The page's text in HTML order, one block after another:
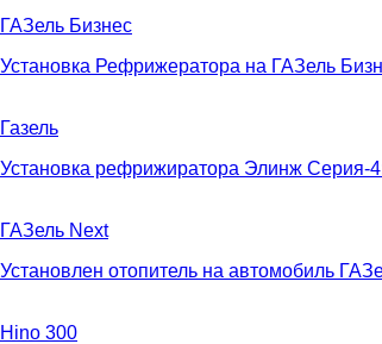
ГАЗель Бизнес
Установка Рефрижератора на ГАЗель
Газель
Установка рефрижиратора Элинж Серия-
ГАЗель Next
Установлен отопитель на автомобиль
Hino 300